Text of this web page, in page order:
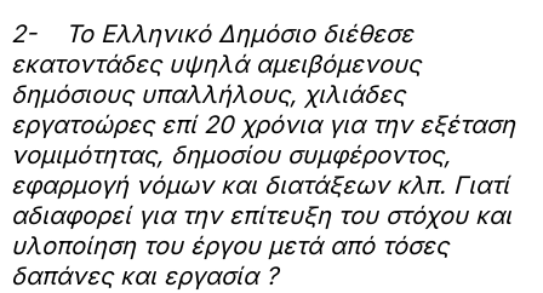
2-
Το Ελληνικό Δημόσιο διέθεσε
εκατοντάδες υψηλά αμειβόμενους
δημόσιους υπαλλήλους, χιλιάδες
εργατοώρες επί 20 χρόνια για την εξέταση
νομιμότητας, δημοσίου συμφέροντος,
εφαρμογή νόμων και διατάξεων κλπ. Γιατί
αδιαφορεί για την επίτευξη του στόχου και
υλοποίηση του έργου μετά από τόσες
δαπάνες και εργασία ?